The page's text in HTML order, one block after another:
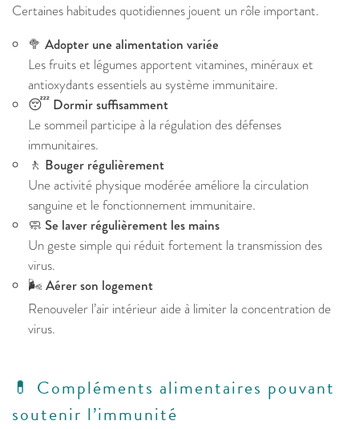
Certaines habitudes quotidiennes jouent un rôle important.
🥦 Adopter une alimentation variée
Les fruits et légumes apportent vitamines, minéraux et
antioxydants essentiels au système immunitaire.
😴 Dormir suffisamment
Le sommeil participe à la régulation des défenses
immunitaires.
🚶 Bouger régulièrement
Une activité physique modérée améliore la circulation
sanguine et le fonctionnement immunitaire.
🧼 Se laver régulièrement les mains
Un geste simple qui réduit fortement la transmission des
virus.
🌬️Aérer son logement
Renouveler l’air intérieur aide à limiter la concentration de
virus.
💊 Compléments alimentaires pouvant
soutenir l’immunité